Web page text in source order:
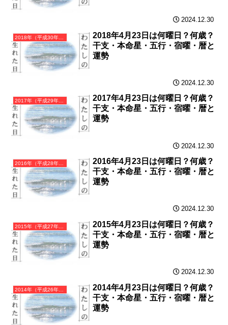
2024.12.30
2018年（平成30年）戊戌（つちのえいぬ）・戌年（いぬ年）カレンダー（月曜はじまり）
2018年4月23日は何曜日？何歳？
干支・本命星・五行・宿曜・暦と
運勢
2024.12.30
2017年（平成29年）丁酉（ひのととり）・酉年（とり年）カレンダー（月曜はじまり）
2017年4月23日は何曜日？何歳？
干支・本命星・五行・宿曜・暦と
運勢
2024.12.30
2016年（平成28年）丙申（ひのえさる）・申年（さる年）カレンダー（月曜はじまり）
2016年4月23日は何曜日？何歳？
干支・本命星・五行・宿曜・暦と
運勢
2024.12.30
2015年（平成27年）乙未（きのとひつじ）・未年（ひつじ年）カレンダー（月曜はじまり）
2015年4月23日は何曜日？何歳？
干支・本命星・五行・宿曜・暦と
運勢
2024.12.30
2014年（平成26年）甲午（きのえうま）・午年（うま年）カレンダー（月曜はじまり）
2014年4月23日は何曜日？何歳？
干支・本命星・五行・宿曜・暦と
運勢